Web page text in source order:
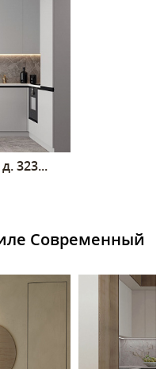
323...
Современный